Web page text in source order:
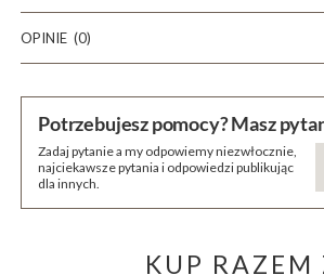
OPINIE (0)
Potrzebujesz pomocy? Masz
Zadaj pytanie a my odpowiemy niezwłocznie,
najciekawsze pytania i odpowiedzi publikując
dla innych.
KUP RAZEM